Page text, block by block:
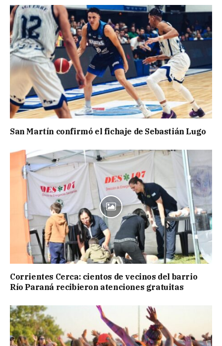
San Martín confirmó el fichaje de Sebastián Lugo
Corrientes Cerca: cientos de vecinos del barrio
Río Paraná recibieron atenciones gratuitas